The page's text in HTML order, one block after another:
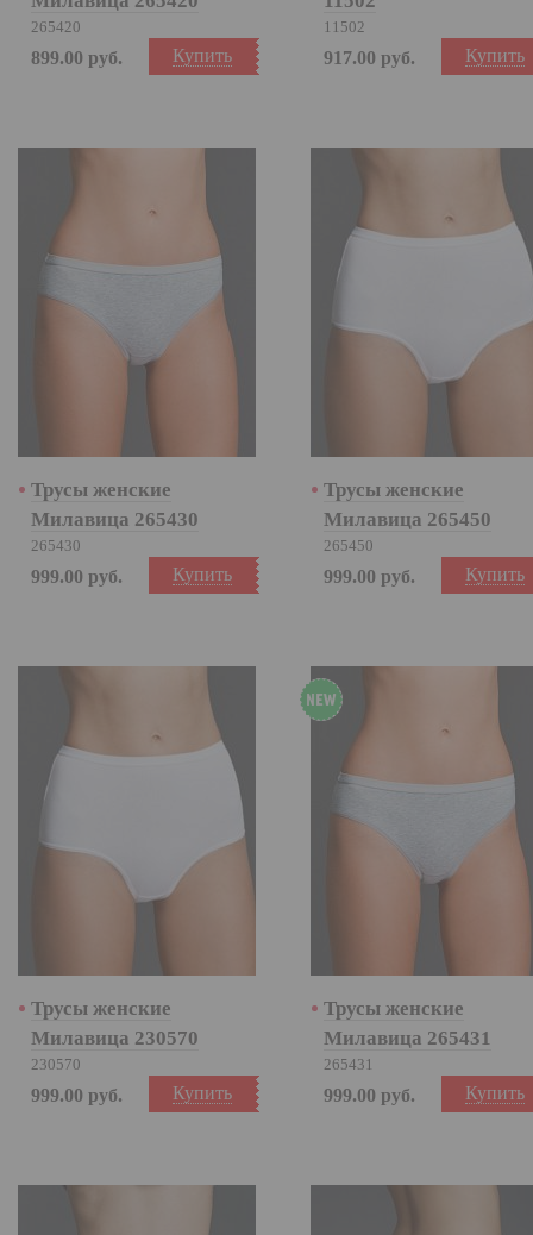
265420
Купить
899.00 руб.
11502
Купить
917.00 руб.
Трусы женские
Милавица 265430
265430
Купить
999.00 руб.
Трусы женские
Милавица 265450
265450
Купить
999.00 руб.
Трусы женские
Милавица 230570
230570
Купить
999.00 руб.
Трусы женские
Милавица 265431
265431
Купить
999.00 руб.